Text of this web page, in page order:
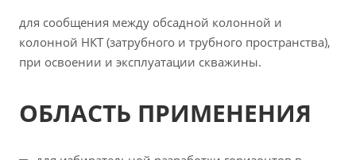
для сообщения между обсадной колонной и
колонной НКТ (затрубного и трубного пространства),
при освоении и эксплуатации скважины.
ОБЛАСТЬ ПРИМЕНЕНИЯ